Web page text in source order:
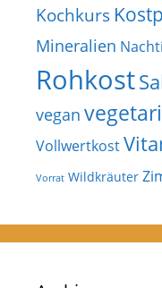
Kochkurs
Mineralien
Rohkost
vegan
Vollwertkost
Vorrat Wildkräuter